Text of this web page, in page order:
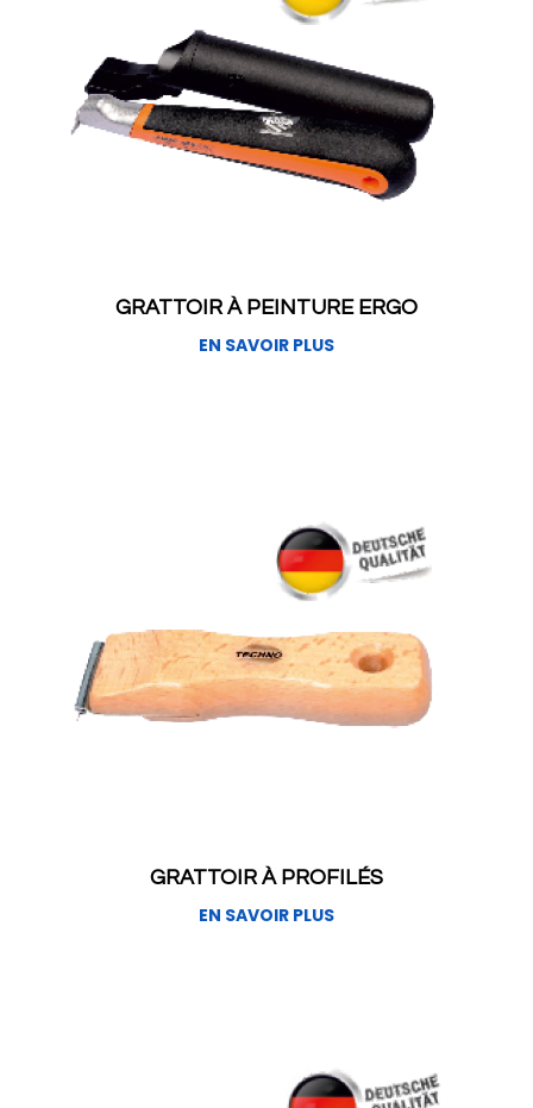
GRATTOIR À PEINTURE ERGO
EN SAVOIR PLUS
GRATTOIR À PROFILÉS
EN SAVOIR PLUS